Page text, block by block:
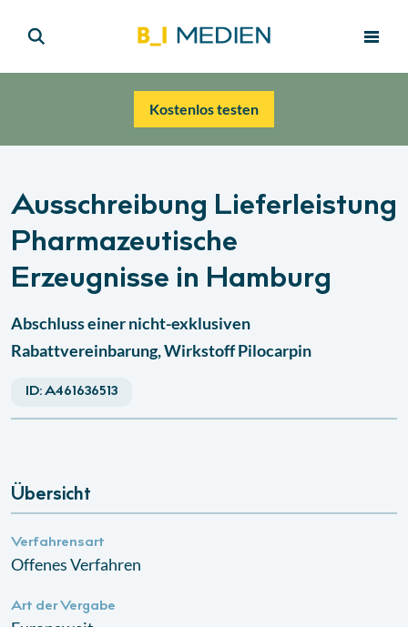
Kostenlos testen
Ausschreibung Lieferleistung
Pharmazeutische
Erzeugnisse in Hamburg
Abschluss einer nicht-exklusiven
Rabattvereinbarung, Wirkstoff Pilocarpin
ID:A461636513
Übersicht
Verfahrensart
Offenes Verfahren
Art der Vergabe